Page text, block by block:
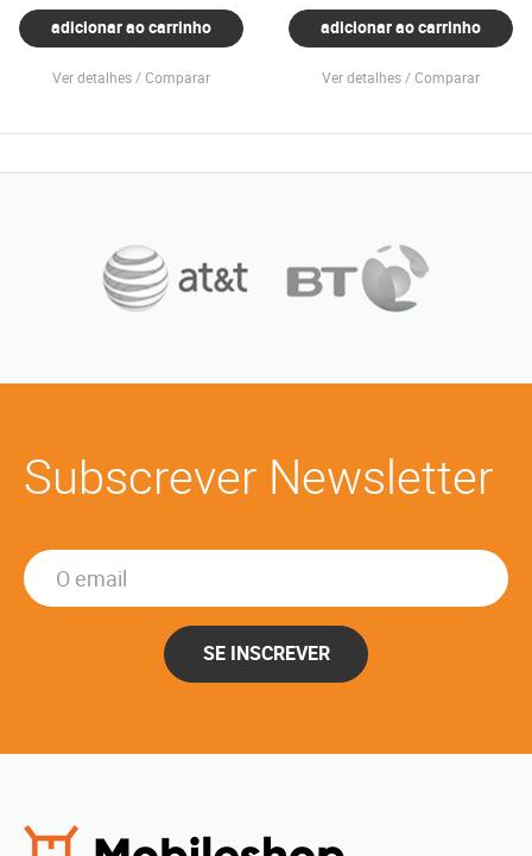
adicionar ao carrinho
Ver detalhes Comparar
adicionar ao carrinho
Ver detalhes Comparar
Subscrever Newsletter
SE INSCREVER